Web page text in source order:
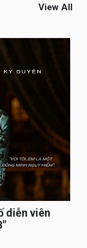
View All
diễn viên